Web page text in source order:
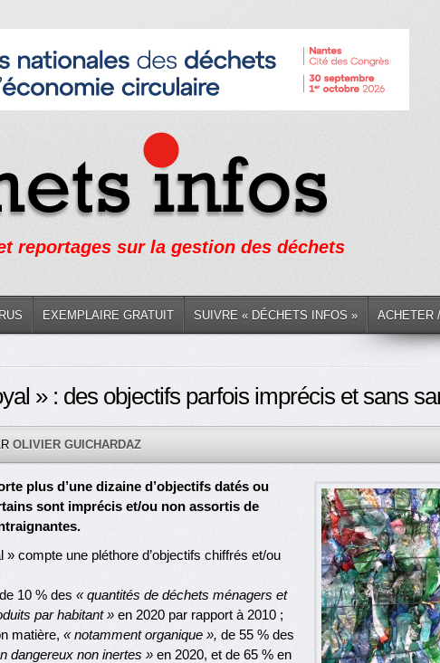
reportages sur la gestion des déchets
EXEMPLAIRE GRATUIT SUIVRE « DÉCHETS INFOS » ACHETER
» : des objectifs parfois imprécis et sans
OLIVIER GUICHARDAZ
plus d’une dizaine d’objectifs datés ou
sont imprécis et/ou non assortis de
» compte une pléthore d’objectifs chiffrés et/ou
10 % des « quantités de déchets ménagers et
par habitant »en 2020 par rapport à 2010 ;
matière, « notamment organique », de 55 % des
dangereux non inertes »en 2020, et de 65 % en